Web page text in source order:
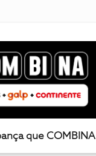
que COMBINA